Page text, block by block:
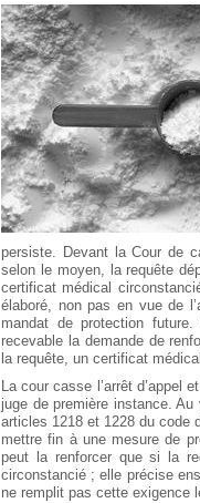
persiste. Devant la Cour de
selon le moyen, la requête
certificat médical
élaboré, non pas en vue de
mandat de protection
recevable la demande de
la requête, un certificat
La cour casse l’arrêt d’appel
juge de première instance.
articles 1218 et 1228 du code
mettre fin à une mesure de
peut la renforcer que si la
circonstancié ; elle précise
ne remplit pas cette exigence